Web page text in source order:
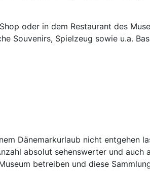
oder in dem Restaurant des
Souvenirs, Spielzeug sowie u.a.
Dänemarkurlaub nicht
absolut sehenswerter und
betreiben und diese